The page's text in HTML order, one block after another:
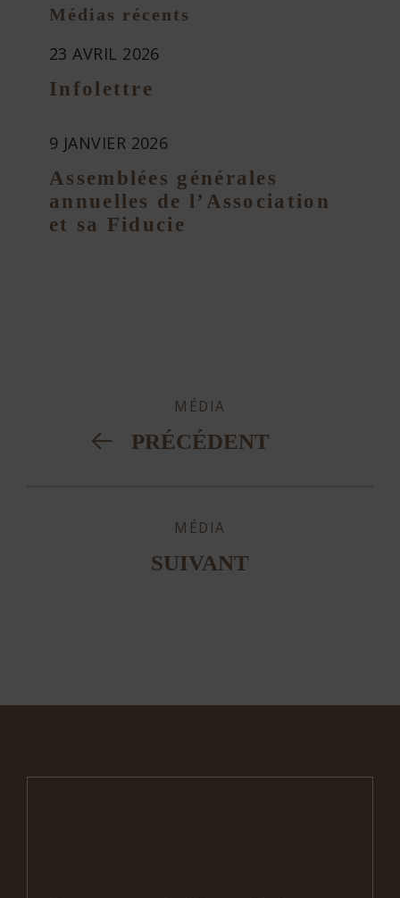
Médias récents
23 AVRIL 2026
Infolettre
9 JANVIER 2026
Assemblées générales
annuelles de l’Association
et sa Fiducie
MÉDIA
PRÉCÉDENT
MÉDIA
SUIVANT